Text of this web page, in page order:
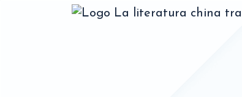
La literatura china